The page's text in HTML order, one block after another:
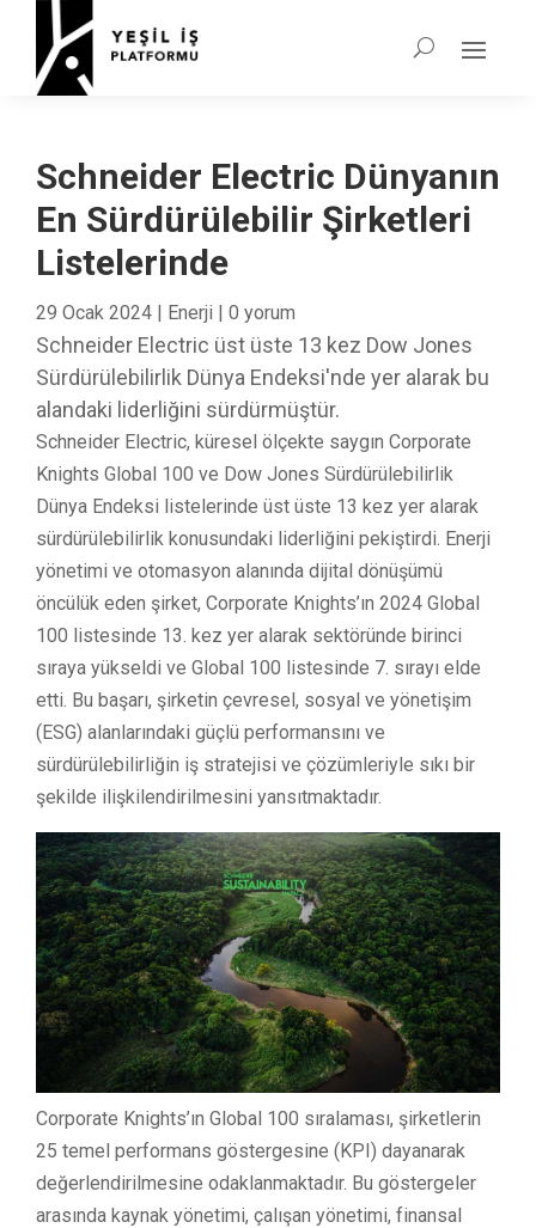
Schneider Electric Dünyanın
En Sürdürülebilir Şirketleri
Listelerinde
29 Ocak 2024 | Enerji | 0 yorum
Schneider Electric üst üste 13 kez Dow Jones
Sürdürülebilirlik Dünya Endeksi'nde yer alarak bu
alandaki liderliğini sürdürmüştür.
Schneider Electric, küresel ölçekte saygın Corporate
Knights Global 100 ve Dow Jones Sürdürülebilirlik
Dünya Endeksi listelerinde üst üste 13 kez yer alarak
sürdürülebilirlik konusundaki liderliğini pekiştirdi. Enerji
yönetimi ve otomasyon alanında dijital dönüşümü
öncülük eden şirket, Corporate Knights’ın 2024 Global
100 listesinde 13. kez yer alarak sektöründe birinci
sıraya yükseldi ve Global 100 listesinde 7. sırayı elde
etti. Bu başarı, şirketin çevresel, sosyal ve yönetişim
(ESG) alanlarındaki güçlü performansını ve
sürdürülebilirliğin iş stratejisi ve çözümleriyle sıkı bir
şekilde ilişkilendirilmesini yansıtmaktadır.
Corporate Knights’ın Global 100 sıralaması, şirketlerin
25 temel performans göstergesine (KPI) dayanarak
değerlendirilmesine odaklanmaktadır. Bu göstergeler
arasında kaynak yönetimi, çalışan yönetimi, finansal